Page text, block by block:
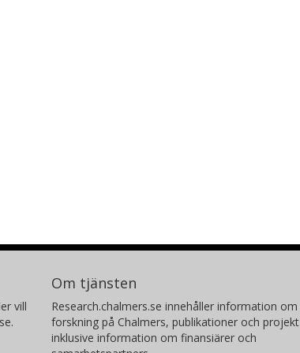
vill
Om tjänsten
Research.chalmers.se innehåller information om
forskning på Chalmers, publikationer och projekt
inklusive information om finansiärer och